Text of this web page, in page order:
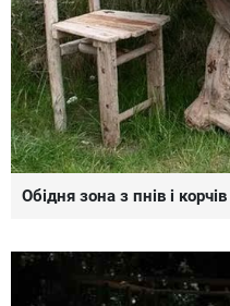
Обідня зона з пнів і корчів